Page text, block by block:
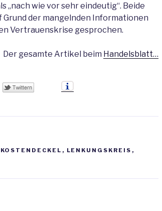
„nach wie vor sehr eindeutig“. Beide
der mangelnden Informationen
Vertrauenskrise gesprochen.
Der gesamte Artikel beim Handelsblatt…
KOSTENDECKEL , LENKUNGSKREIS ,